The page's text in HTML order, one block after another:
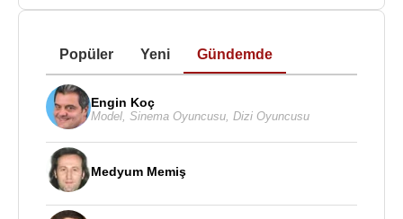
Popüler Yeni Gündemde
Engin Koç
Model Sinema Oyuncusu Dizi Oyuncusu
Medyum Memiş